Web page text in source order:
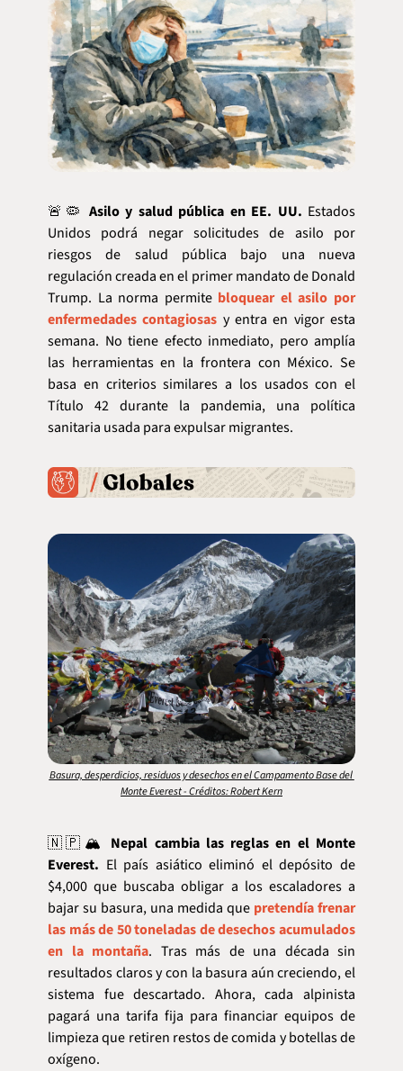
🚨 🦠 Asilo y salud pública en EE. UU. Estados
Unidos podrá negar solicitudes de asilo por
riesgos de salud pública bajo una nueva
regulación creada en el primer mandato de Donald
Trump. La norma permite bloquear el asilo por
enfermedades contagiosas y entra en vigor esta
semana. No tiene efecto inmediato, pero amplía
las herramientas en la frontera con México. Se
basa en criterios similares a los usados con el
Título 42 durante la pandemia, una política
sanitaria usada para expulsar migrantes.
Basura, desperdicios, residuos y desechos en el Campamento Base del
Monte Everest - Créditos: Robert Kern
🇳🇵 🏔️ Nepal cambia las reglas en el Monte
Everest. El país asiático eliminó el depósito de
$4,000 que buscaba obligar a los escaladores a
bajar su basura, una medida que pretendía frenar
las más de 50 toneladas de desechos acumulados
en la montaña. Tras más de una década sin
resultados claros y con la basura aún creciendo, el
sistema fue descartado. Ahora, cada alpinista
pagará una tarifa fija para financiar equipos de
limpieza que retiren restos de comida y botellas de
oxígeno.